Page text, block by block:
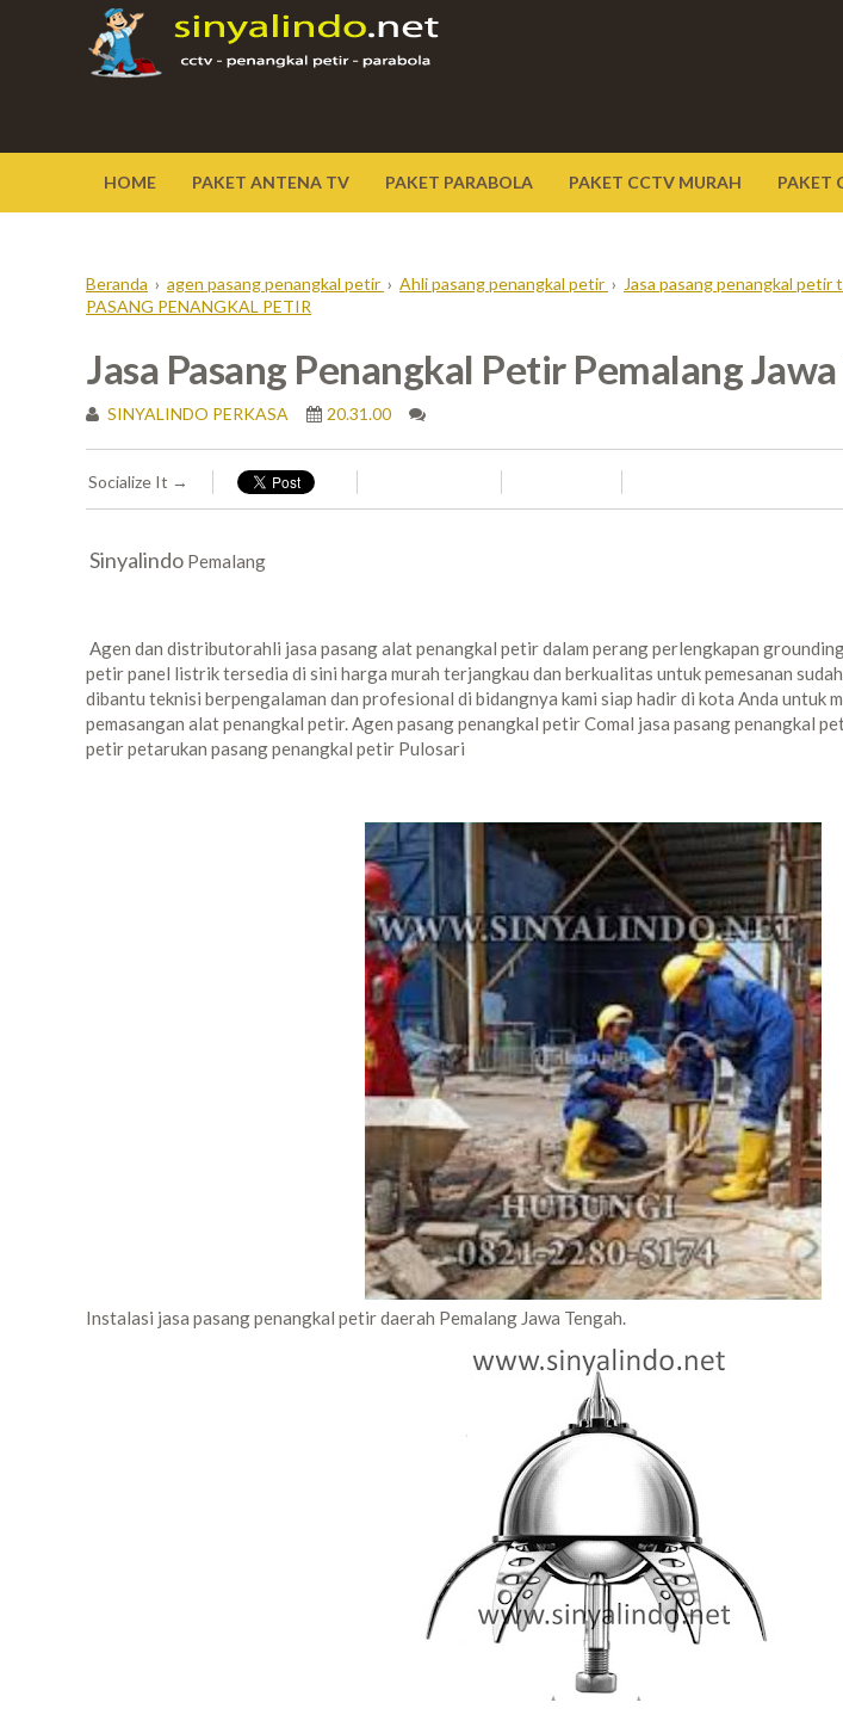
HOME PAKET ANTENA TV PAKET PARABOLA PAKET CCTV MURAH PAKET
Beranda › agen pasang penangkal petir › Ahli pasang penangkal petir › Jasa pasang penangkal
PASANG PENANGKAL PETIR
Jasa Pasang Penangkal Petir Pemalang
SINYALINDO PERKASA 20.31.00
Socialize It →
Sinyalindo Pemalang
Agen dan distributorahli jasa pasang alat penangkal petir dalam perang perlengkapan
petir panel listrik tersedia di sini harga murah terjangkau dan berkualitas untuk pemesanan
dibantu teknisi berpengalaman dan profesional di bidangnya kami siap hadir di kota Anda untuk
pemasangan alat penangkal petir. Agen pasang penangkal petir Comal jasa pasang penangkal
petir petarukan pasang penangkal petir Pulosari
Instalasi jasa pasang penangkal petir daerah Pemalang Jawa Tengah.